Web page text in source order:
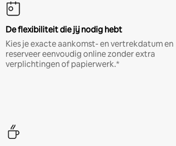
De flexibiliteit die jij nodig hebt
Kies je exacte aankomst- en vertrekdatum en
reserveer eenvoudig online zonder extra
verplichtingen of papierwerk.*